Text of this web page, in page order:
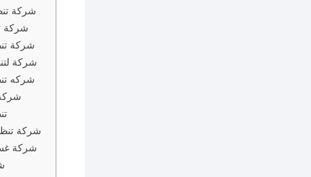
شركة
شركة
شركة
شركة
شركه
شركة
شركة